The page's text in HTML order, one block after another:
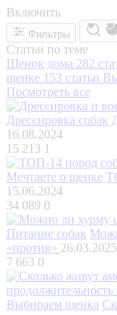
Включить
Фильтры
Статьи по теме
Щенок дома 282
щенке 153 статьи
Посмотреть все
Дрессировка собак
16.08.2024
15 213 1
Мечтаете о щенке
15.06.2024
34 089 0
Питание собак
«против» 26.03.2025
7 663 0
Выбираем щенка